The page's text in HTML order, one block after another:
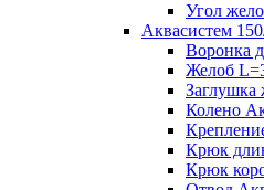
Угол
Аквасистем
Воронка
Желоб
Заглушка
Колено
Крюк
Крюк